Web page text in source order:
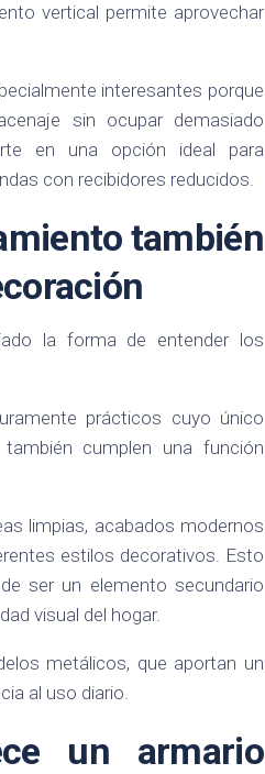
vertical permite aprovechar
interesantes porque
sin ocupar demasiado
en una opción ideal para
con recibidores reducidos.
también
la forma de entender los
prácticos cuyo único
cumplen una función
limpias, acabados modernos
estilos decorativos. Esto
ser un elemento secundario
visual del hogar.
metálicos, que aportan un
al uso diario.
un armario